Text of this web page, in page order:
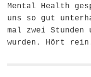
Mental Health
uns so gut
mal zwei Stunden
wurden. Hört